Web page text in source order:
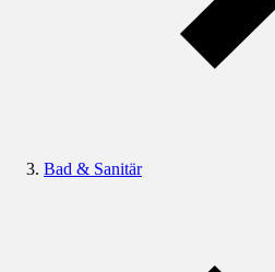
Bad & Sanitär